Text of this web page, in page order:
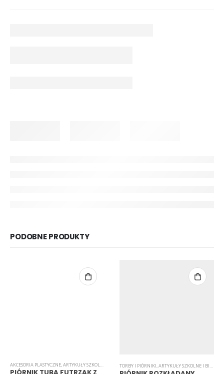
PODOBNE PRODUKTY
AKCESORIA PLASTYCZNE,ARTYKUŁY SZKOLNE I BIUROWE ,NOWOŚCI,RESZKASKLEP,TORBY I PIÓRNIKI
TORBY I PIÓRNIKI,ARTYKUŁY SZKOLNE I BIUROWE